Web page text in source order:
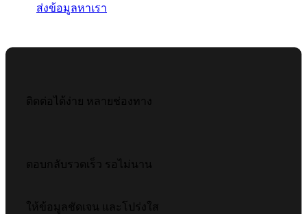
ส่งข้อมูลหาเรา
ติดต่อได้ง่าย หลายช่องทาง
ตอบกลับรวดเร็ว รอไม่นาน
ให้ข้อมูลชัดเจน และโปร่งใส